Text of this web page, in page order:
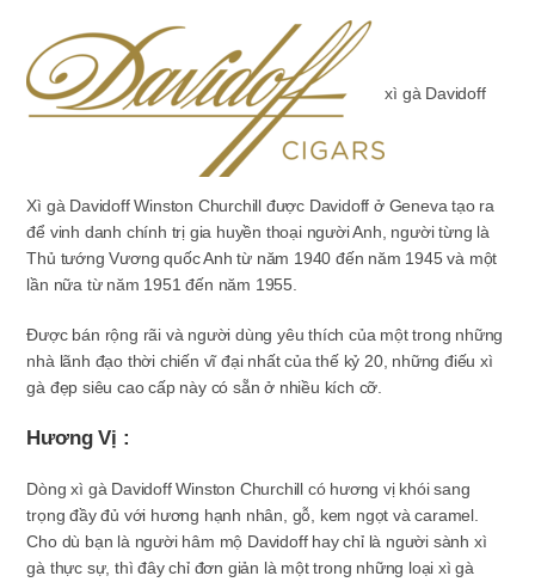
xì gà Davidoff
Xì gà Davidoff Winston Churchill được Davidoff ở Geneva tạo ra
để vinh danh chính trị gia huyền thoại người Anh, người từng là
Thủ tướng Vương quốc Anh từ năm 1940 đến năm 1945 và một
lần nữa từ năm 1951 đến năm 1955.
Được bán rộng rãi và người dùng yêu thích của một trong những
nhà lãnh đạo thời chiến vĩ đại nhất của thế kỷ 20, những điếu xì
gà đẹp siêu cao cấp này có sẵn ở nhiều kích cỡ.
Hương Vị :
Dòng xì gà Davidoff Winston Churchill có hương vị khói sang
trọng đầy đủ với hương hạnh nhân, gỗ, kem ngọt và caramel.
Cho dù bạn là người hâm mộ Davidoff hay chỉ là người sành xì
gà thực sự, thì đây chỉ đơn giản là một trong những loại xì gà